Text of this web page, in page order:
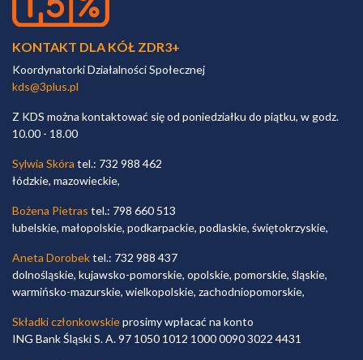
KONTAKT DLA KÓŁ ZDR3+
Koordynatorki Działalności Społecznej
kds@3plus.pl
Z KDS można kontaktować się od poniedziałku do piątku, w godz.
10.00 - 18.00
Sylwia Skóra tel.: 732 988 462
łódzkie, mazowieckie,
Bożena Pietras tel.: 798 660 513
lubelskie, małopolskie, podkarpackie, podlaskie, świętokrzyskie,
Aneta Dorobektel.: 732 988 437
dolnośląskie, kujawsko-pomorskie, opolskie, pomorskie, śląskie,
warmińsko-mazurskie, wielkopolskie, zachodniopomorskie,
Składki członkowskieprosimy wpłacać na konto
ING Bank Śląski S. A. 97 1050 1012 1000 0090 3022 4431